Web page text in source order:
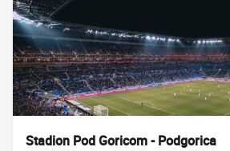
Stadion Pod Goricom - Podgorica